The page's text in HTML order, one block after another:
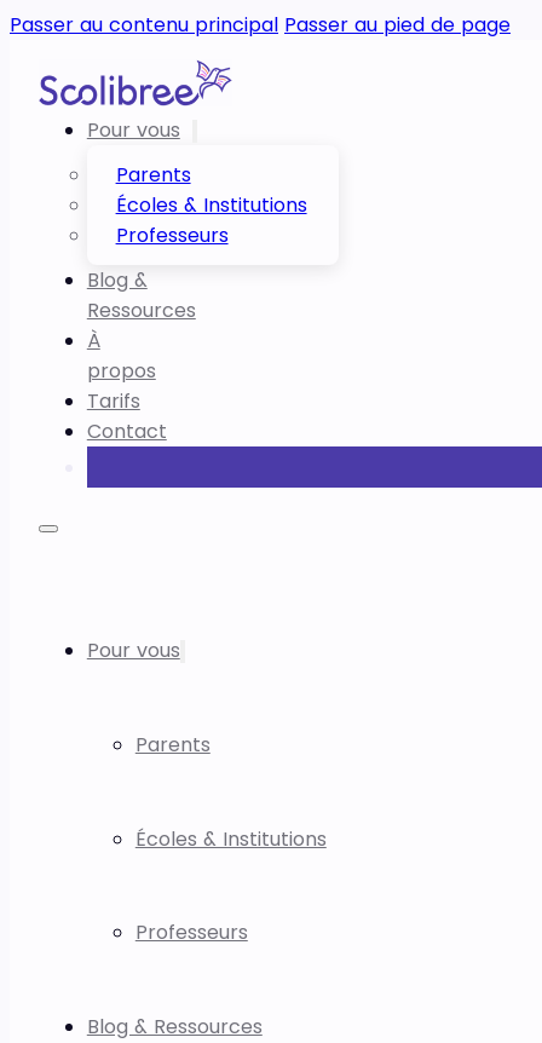
Passer au contenu principal Passer au pied de page
Pour vous
Parents
Écoles & Institutions
Professeurs
Blog &
Ressources
À
propos
Tarifs
Contact
Pour vous
Parents
Écoles & Institutions
Professeurs
Blog & Ressources